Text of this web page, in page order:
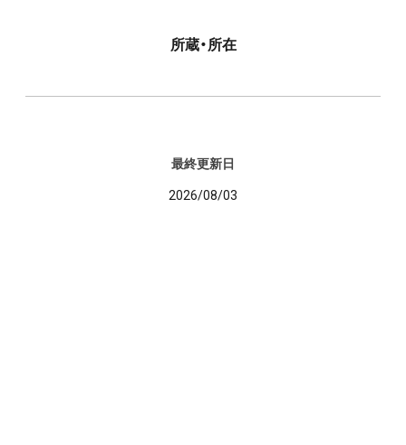
所蔵・所在
最終更新日
2026/08/03